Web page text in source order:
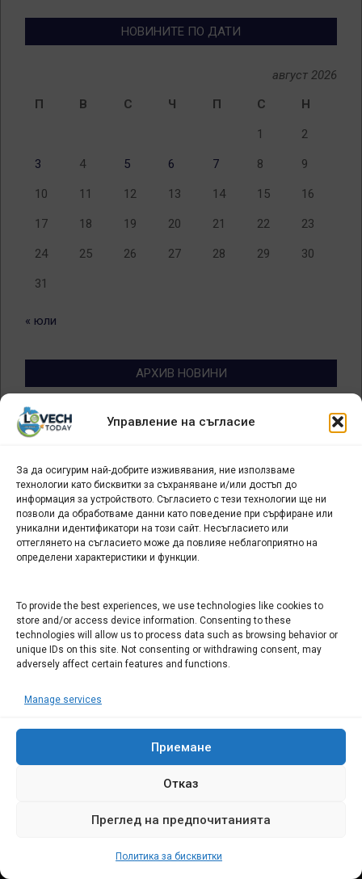
Управление на съгласие
За да осигурим най-добрите изживявания, ние използваме
технологии като бисквитки за съхраняване и/или достъп до
информация за устройството. Съгласието с тези технологии ще ни
позволи да обработваме данни като поведение при сърфиране или
уникални идентификатори на този сайт. Несъгласието или
оттеглянето на съгласието може да повлияе неблагоприятно на
определени характеристики и функции.
To provide the best experiences, we use technologies like cookies to
store and/or access device information. Consenting to these
technologies will allow us to process data such as browsing behavior or
unique IDs on this site. Not consenting or withdrawing consent, may
adversely affect certain features and functions.
Manage services
Приемане
Отказ
Преглед на предпочитанията
Политика за бисквитки
НОВИНИТЕ ПО ДАТИ
август 2026
П
В С Ч П С Н
1 2
3 4 5 6 7 8 9
10 11 12 13 14 15 16
17 18 19 20 21 22 23
24 25 26 27 28 29 30
31
« юли
АРХИВ НОВИНИ
Архив
новини
БИЗНЕС
Арт галерия "Мостове" – магазин за изкуство
СЕВЕРОЗАПАДА ИНФОРМАЦИОНЕН БИЗНЕС
ТУРИСТИЧЕСКИ КЛЪСТЕР
ИНСТИТУЦИИ В ЛОВЕЧ
Административен съд Ловеч
Областна администрация Ловеч
ОДМВР Ловеч
Окръжен съд Ловеч
"Иванов Комюникейшънс" ЕООД Всички права запазени